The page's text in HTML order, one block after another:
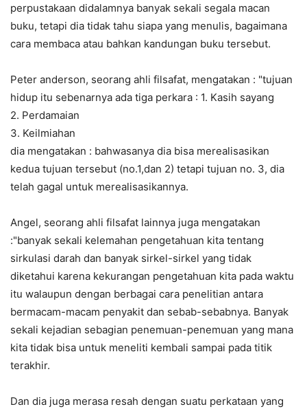
perpustakaan didalamnya banyak sekali segala macan
buku, tetapi dia tidak tahu siapa yang menulis, bagaimana
cara membaca atau bahkan kandungan buku tersebut.
Peter anderson, seorang ahli filsafat, mengatakan : "tujuan
hidup itu sebenarnya ada tiga perkara : 1. Kasih sayang
2. Perdamaian
3. Keilmiahan
dia mengatakan : bahwasanya dia bisa merealisasikan
kedua tujuan tersebut (no.1,dan 2) tetapi tujuan no. 3, dia
telah gagal untuk merealisasikannya.
Angel, seorang ahli filsafat lainnya juga mengatakan
:"banyak sekali kelemahan pengetahuan kita tentang
sirkulasi darah dan banyak sirkel-sirkel yang tidak
diketahui karena kekurangan pengetahuan kita pada waktu
itu walaupun dengan berbagai cara penelitian antara
bermacam-macam penyakit dan sebab-sebabnya. Banyak
sekali kejadian sebagian penemuan-penemuan yang mana
kita tidak bisa untuk meneliti kembali sampai pada titik
terakhir.
Dan dia juga merasa resah dengan suatu perkataan yang